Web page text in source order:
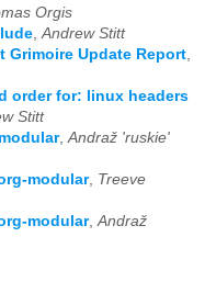
Orgis
Andrew Stitt
Grimoire Update Report
order for: linux headers
Stitt
, Andraž 'ruskie'
modular, Treeve
modular, Andraž